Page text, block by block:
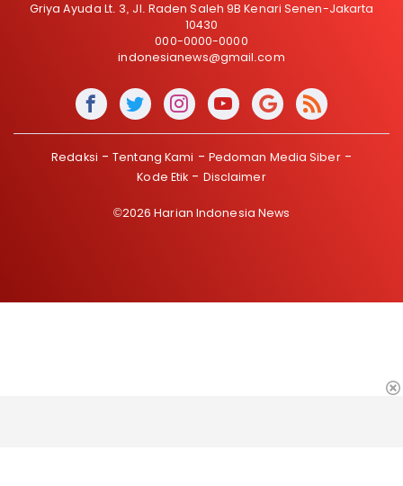
Griya Ayuda Lt. 3, Jl. Raden Saleh 9B Kenari Senen-Jakarta
10430
000-0000-0000
indonesianews@gmail.com
Redaksi Tentang Kami
Pedoman Media Siber
Kode Etik
Disclaimer
©2026 Harian Indonesia News